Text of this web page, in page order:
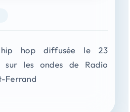
hip hop diffusée le 23
sur les ondes de Radio
Ferrand